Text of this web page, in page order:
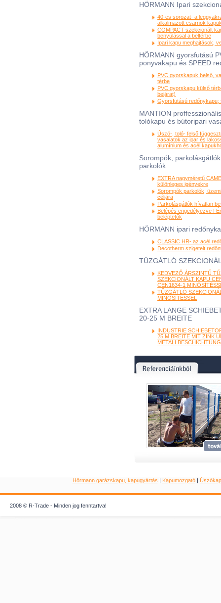
HÖRMANN Ipari
40-es sorozat- a
alkalmazott csarnok
COMPACT szekcionált
benyúlással a beltérbe
Ipari kapu meghajtások,
HÖRMANN gyorsfutású
ponyvakapu és SPEED
PVC gyorskapuk belső,
térbe
PVC gyorskapu külső
bejárat)
Gyorsfutású redőnykapu;
MANTION
tolókapu és bútoripari
Úszó-, toló- felső
vasalatok az ipar és
alumínium és acél
Sorompók,
parkolók
EXTRA nagyméretű
különleges igényekre
Sorompók parkolók,
céljára
Parkolásgátlók hívatlan
Belépés engedélyezve !
beléptetők
HÖRMANN ipari
CLASSIC HR- az acél
Decotherm szigetelt
TŰZGÁTLÓ
KEDVEZŐ ÁRSZINTŰ
SZEKCIONÁLT KAPU
CEN1634-1
TŰZGÁTLÓ
MINŐSÍTÉSSEL
EXTRA LANGE
20-25 M BREITE
INDUSTRIE
25 M BREITE MIT ZINK
METALLBESCHICHTUNG
Hörmann garázskapu, kapugyártás | Kapumozgató|
2008 © R-Trade - Minden jog fenntartva!